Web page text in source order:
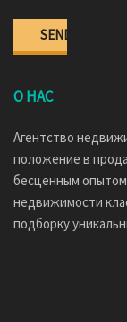
О НАС
Агентство
положение в
бесценным
недвижимости
подборку